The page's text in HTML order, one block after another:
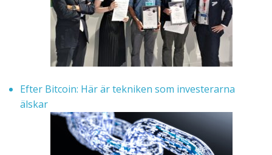
Efter Bitcoin: Här är tekniken som investerarna
älskar